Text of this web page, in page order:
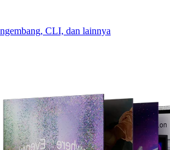
CLI, dan lainnya